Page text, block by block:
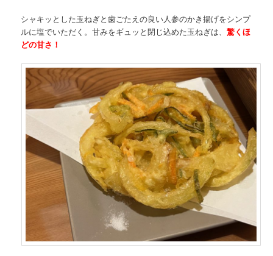
シャキッとした玉ねぎと歯ごたえの良い人参のかき揚げをシンプ
ルに塩でいただく。甘みをギュッと閉じ込めた玉ねぎは、驚くほ
どの甘さ！